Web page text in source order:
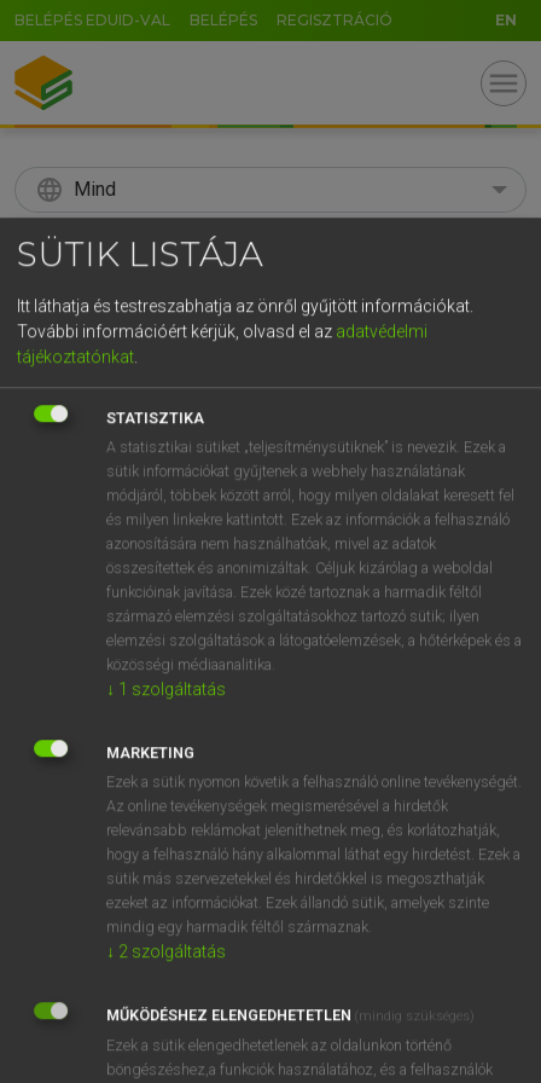
BELÉPÉS EDUID-VAL BELÉPÉS REGISZTRÁCIÓ EN
menu
language Mind
search
KERESÉS
Díjmentes angol szótár
accelerate ige (meg)gyorsít
gyorsul
siettet
felgyorsul
⚲ acceleratekeresése szótárainkban
DÍJMENTES ANGOL SZÓTÁR
acarpellous
accelerando
accelerate
acceleration
accelerative
SÜTIK LISTÁJA
Itt láthatja és testreszabhatja az önről gyűjtött információkat.
További információért kérjük, olvasd el az adatvédelmi
tájékoztatónkat.
STATISZTIKA
A statisztikai sütiket „teljesítménysütiknek” is nevezik. Ezek a
sütik információkat gyűjtenek a webhely használatának
módjáról, többek között arról, hogy milyen oldalakat keresett fel
és milyen linkekre kattintott. Ezek az információk a felhasználó
azonosítására nem használhatóak, mivel az adatok
összesítettek és anonimizáltak. Céljuk kizárólag a weboldal
funkcióinak javítása. Ezek közé tartoznak a harmadik féltől
származó elemzési szolgáltatásokhoz tartozó sütik; ilyen
elemzési szolgáltatások a látogatóelemzések, a hőtérképek és a
közösségi médiaanalitika.
↓ 1 szolgáltatás
MARKETING
Ezek a sütik nyomon követik a felhasználó online tevékenységét.
Az online tevékenységek megismerésével a hirdetők
relevánsabb reklámokat jeleníthetnek meg, és korlátozhatják,
hogy a felhasználó hány alkalommal láthat egy hirdetést. Ezek a
sütik más szervezetekkel és hirdetőkkel is megoszthatják
ezeket az információkat. Ezek állandó sütik, amelyek szinte
mindig egy harmadik féltől származnak.
↓ 2 szolgáltatás
MŰKÖDÉSHEZ ELENGEDHETETLEN (mindig szükséges)
Ezek a sütik elengedhetetlenek az oldalunkon történő
böngészéshez,a funkciók használatához, és a felhasználók
5 6 7 8 9 ö ü ó
j k
n m , . - AltGr